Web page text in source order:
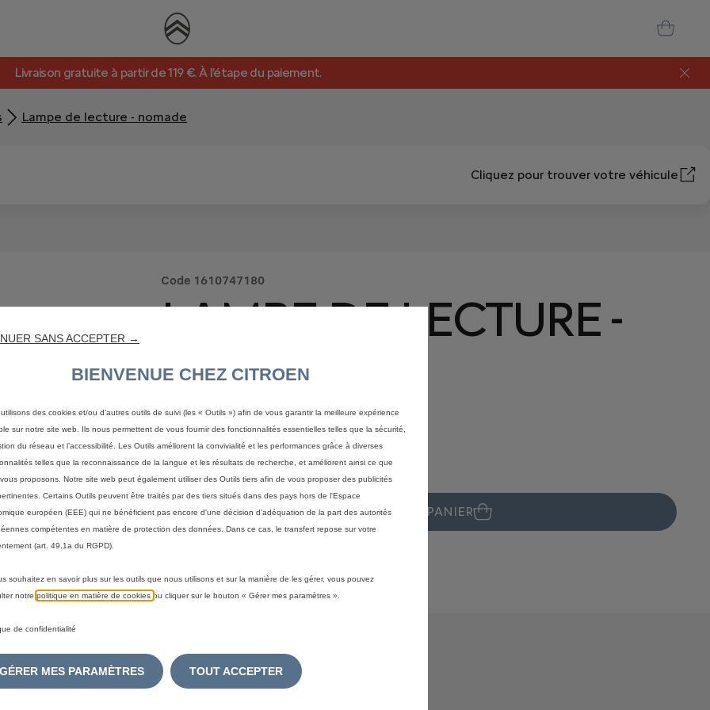
Livraison gratuite à partir de 119 €. À l’étape du paiement.
Lampe de lecture - nomade
Cliquez pour trouver votre véhicule
Code 1610747180
LAMPE DE LECTURE -
NOMADE
64,12 €
P
r
i
c
e
6
4
2
€
TTC/unité
-
+
Q
u
t
i
u
p
AJOUTER AU PANIER
Paiement en plusieurs fois
lampe à LED
de lumière à sa guise.
SANS ACCEPTER →
BIENVENUE CHEZ CITROEN
des cookies et/ou d’autres outils de suivi (les « Outils ») afin de vous garantir la meilleure expérience
sur notre site web. Ils nous permettent de vous fournir des fonctionnalités essentielles telles que la sécurité,
du réseau et l’accessibilité. Les Outils améliorent la convivialité et les performances grâce à diverses
telles que la reconnaissance de la langue et les résultats de recherche, et améliorent ainsi ce que
proposons. Notre site web peut également utiliser des Outils tiers afin de vous proposer des publicités
Certains Outils peuvent être traités par des tiers situés dans des pays hors de l'Espace
européen (EEE) qui ne bénéficient pas encore d'une décision d'adéquation de la part des autorités
compétentes en matière de protection des données. Dans ce cas, le transfert repose sur votre
(art. 49.1a du RGPD).
souhaitez en savoir plus sur les outils que nous utilisons et sur la manière de les gérer, vous pouvez
notre politique en matière de cookies ou cliquer sur le bouton « Gérer mes paramètres ».
de confidentialité
GÉRER MES PARAMÈTRES TOUT ACCEPTER